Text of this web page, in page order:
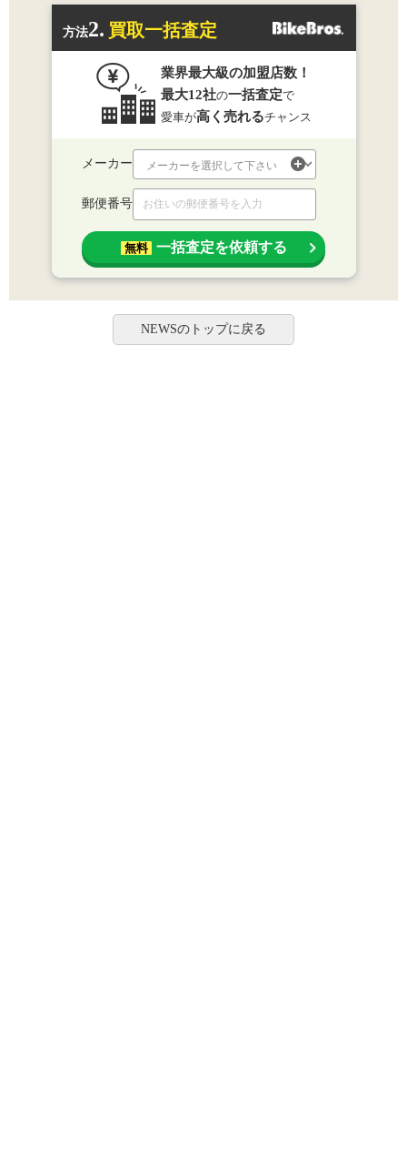
方法2. 買取一括査定
業界最大級の加盟店数！
最大12社の一括査定で
愛車が高く売れるチャンス
メーカー
郵便番号
無料 一括査定を依頼する
NEWSのトップに戻る